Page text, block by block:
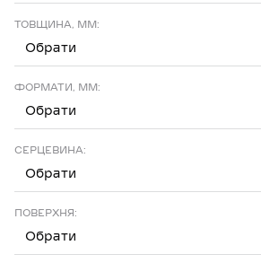
ТОВЩИНА, ММ:
Обрати
ФОРМАТИ, ММ:
Обрати
СЕРЦЕВИНА:
Обрати
ПОВЕРХНЯ:
Обрати